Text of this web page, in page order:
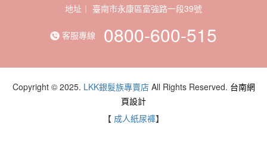
地址｜
客服專線 0800-600-515
Copyright © 2025. LKK銀髮族專賣店All Rights Reserved. 台南網
頁設計
【 成人紙尿褲】